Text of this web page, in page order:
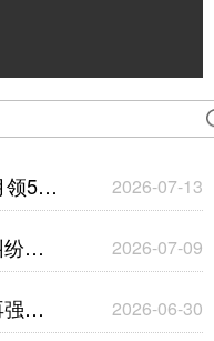
领50
争
2026-07-13
还
2026-07-09
行
2026-06-30